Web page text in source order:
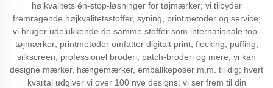
højkvalitets én-stop-løsninger for tøjmærker; vi tilbyder
fremragende højkvalitetsstoffer, syning, printmetoder og service;
vi bruger udelukkende de samme stoffer som internationale top-
tøjmærker; printmetoder omfatter digitalt print, flocking, puffing,
silkscreen, professionel broderi, patch-broderi og mere; vi kan
designe mærker, hængemærker, emballkeposer m.m. til dig; hvert
kvartal udgiver vi over 100 nye designs; vi ser frem til din